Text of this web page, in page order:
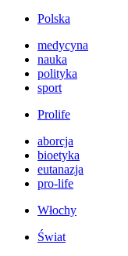
Polska
medycyna
nauka
polityka
sport
Prolife
aborcja
bioetyka
eutanazja
pro-life
Włochy
Świat